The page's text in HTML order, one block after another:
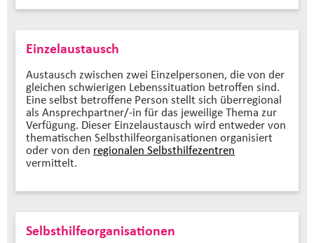
Einzelaustausch
Austausch zwischen zwei Einzelpersonen, die von der
gleichen schwierigen Lebenssituation betroffen sind.
Eine selbst betroffene Person stellt sich überregional
als Ansprechpartner/-in für das jeweilige Thema zur
Verfügung. Dieser Einzelaustausch wird entweder von
thematischen Selbsthilfeorganisationen organisiert
oder von den regionalen Selbsthilfezentren
vermittelt.
Selbsthilfeorganisationen